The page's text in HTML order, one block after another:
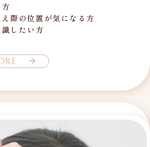
際の位置が気になる方
したい方